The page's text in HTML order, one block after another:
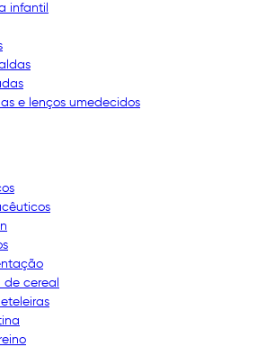
infantil
e lenços umedecidos
de cereal